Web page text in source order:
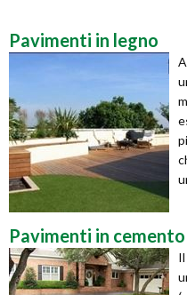
Pavimenti in legno
Pavimenti in cemento